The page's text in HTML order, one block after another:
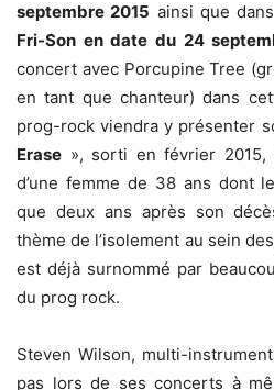
septembre 2015 ainsi que
Fri-Son en date du 24
concert avec Porcupine Tree
en tant que chanteur) dans
prog-rock viendra y présenter
Erase », sorti en février 2015,
d’une femme de 38 ans dont
que deux ans après son
thème de l’isolement au sein
est déjà surnommé par
du prog rock.
Steven Wilson, multi-
pas lors de ses concerts à